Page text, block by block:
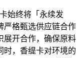
始终将「永续发
严格甄选供应链合作
展开合作，确保原料
时，香缇卡对环境的